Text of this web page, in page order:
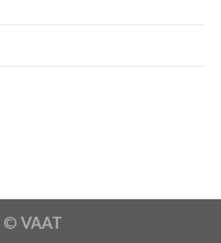
© VAAT